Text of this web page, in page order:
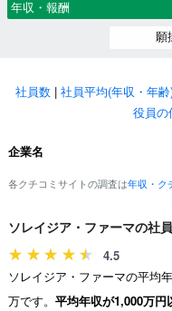
年収・報酬
願
社員数 | 社員平均(年収・年
役員の
企業名
各クチコミサイトの調査は年収・ク
ソレイジア・ファーマの社
4.5
ソレイジア・ファーマの平均
万です。 平均年収が1,000万円